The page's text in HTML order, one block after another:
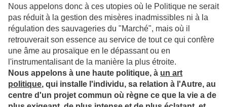
Nous appelons donc à ces utopies où le Politique ne serait
pas réduit à la gestion des misères inadmissibles ni à la
régulation des sauvageries du "Marché", mais où il
retrouverait son essence au service de tout ce qui confère
une âme au prosaïque en le dépassant ou en
l'instrumentalisant de la manière la plus étroite.
Nous appelons à une haute politique, à un art
politique, qui installe l'individu, sa relation à l'Autre, au
centre d'un projet commun où règne ce que la vie a de